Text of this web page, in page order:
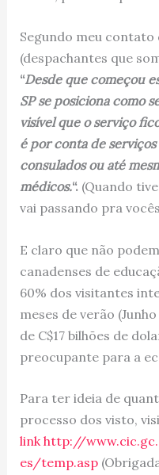
Segundo meu contato
(despachantes que
“Desde que começou
SP se posiciona como
visível que o serviço
é por conta de
consulados ou até
médicos.“. (Quando
vai passando pra
E claro que não
canadenses de
60% dos visitantes
meses de verão
de C$17 bilhões de
preocupante para a
Para ter ideia de
processo dos visto,
link http://
es/temp.asp